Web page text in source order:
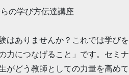
の学び方伝達講座
ありませんか？これでは学びを
力につなげること」です。セミナ
がどう教師としての力量を高めて